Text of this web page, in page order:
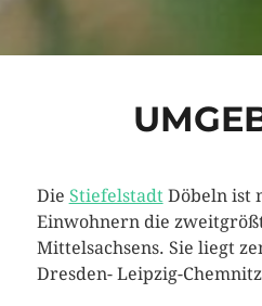
Die StiefelstadtDöbeln ist
Einwohnern die
Mittelsachsens. Sie liegt
Dresden- Leipzig-